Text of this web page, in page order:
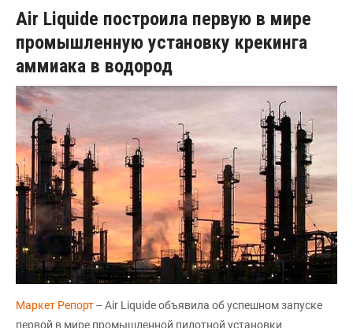
Air Liquide построила первую в мире
промышленную установку крекинга
аммиака в водород
Маркет Репорт-- Air Liquide объявила об успешном запуске
первой в мире промышленной пилотной установки